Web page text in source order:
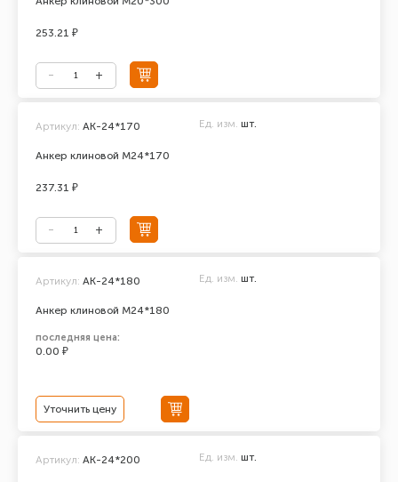
253.21 ₽
Анкер клиновой М24*170
Артикул: АК-24*170 Ед. изм. шт.
237.31 ₽
Анкер клиновой М24*180
Артикул: AK-24*180 Ед. изм. шт.
последняя цена:
0.00 ₽
Уточнить цену
Артикул: АК-24*200 Ед. изм. шт.